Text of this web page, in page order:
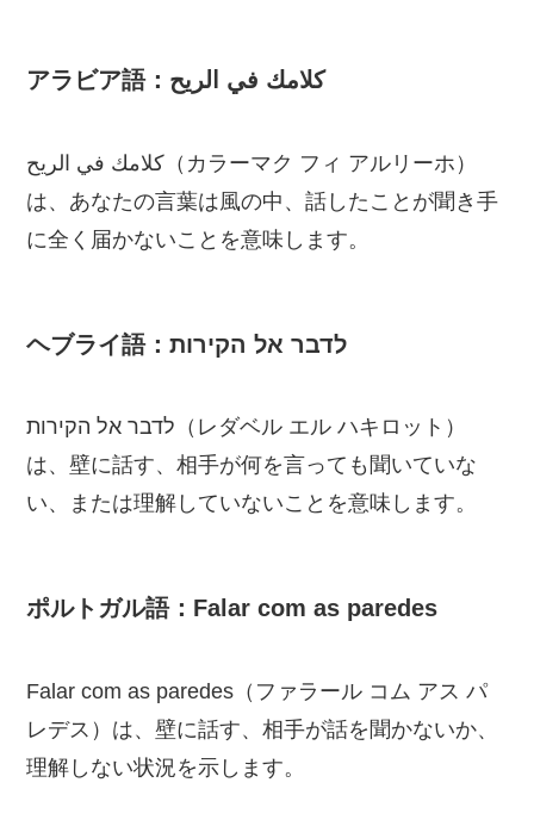
アラビア語：كلامك في الريح
كلامك في الريح（カラーマク フィ アルリーホ）
は、あなたの言葉は風の中、話したことが聞き手
に全く届かないことを意味します。
ヘブライ語：לדבר אל הקירות
לדבר אל הקירות（レダベル エル ハキロット）
は、壁に話す、相手が何を言っても聞いていな
い、または理解していないことを意味します。
ポルトガル語：Falar com as paredes
Falar com as paredes（ファラール コム アス パ
レデス）は、壁に話す、相手が話を聞かないか、
理解しない状況を示します。